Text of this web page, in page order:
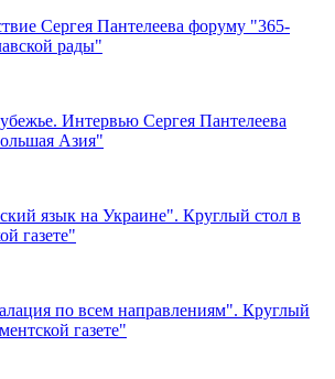
Сергея Пантелеева форуму "365-
рады"
Интервью Сергея Пантелеева
Азия"
язык на Украине". Круглый стол в
газете"
по всем направлениям". Круглый
газете"